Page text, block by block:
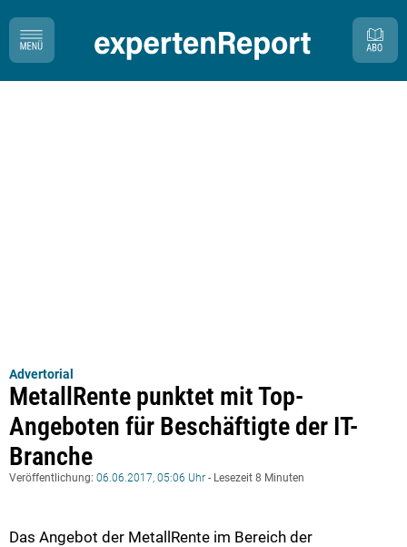
Advertorial
MetallRente punktet mit Top-
Angeboten für Beschäftigte der IT-
Branche
Veröffentlichung: 06.06.2017, 05:06 Uhr - Lesezeit 8 Minuten
Das Angebot der MetallRente im Bereich der